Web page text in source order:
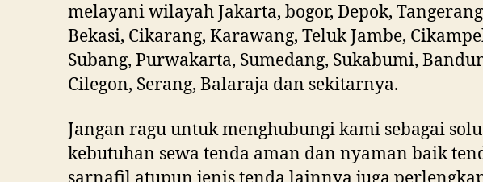
melayani wilayah Jakarta, bogor, Depok,
Bekasi, Cikarang, Karawang, Teluk Jambe,
Subang, Purwakarta, Sumedang, Sukabumi,
Cilegon, Serang, Balaraja dan sekitarnya.
Jangan ragu untuk menghubungi kami sebagai
kebutuhan sewa tenda aman dan nyaman baik